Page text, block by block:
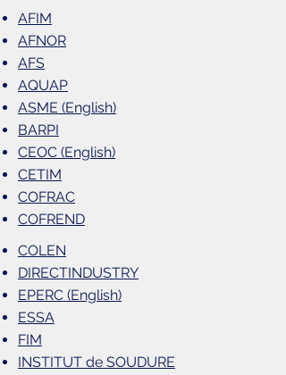
AFIM
AFNOR
AFS
AQUAP
ASME (English)
BARPI
CEOC (English)
CETIM
COFRAC
COFREND
COLEN
DIRECTINDUSTRY
EPERC (English)
ESSA
FIM
INSTITUT de SOUDURE